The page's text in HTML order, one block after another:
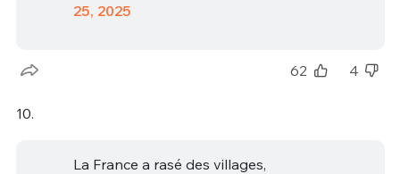
25, 2025
62 4
10.
La France a rasé des villages,